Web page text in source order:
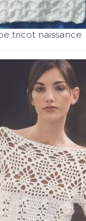
tricot naissance